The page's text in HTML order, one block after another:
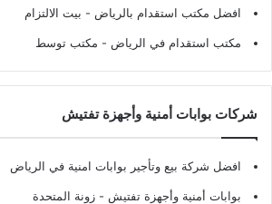
افضل مكتب استقدام بالرياض - بيت الالتزام
مكتب استقدام في الرياض - مكتب توسط
شركات بوابات أمنية وأجهزة تفتيش
افضل شركة بيع وتأجير بوابات امنية في الرياض
بوابات أمنية وأجهزة تفتيش - زونة المتحدة